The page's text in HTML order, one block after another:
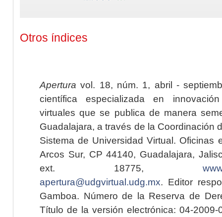
Otros índices
Apertura vol. 18, núm. 1, abril -
científica especializada en
virtuales que se publica de manera
Guadalajara, a través de la Coordinación
Sistema de Universidad Virtual. Oficinas
Arcos Sur, CP 44140, Guadalajara,
ext. 18775,
apertura@udgvirtual.udg.mx. Editor
Gamboa. Número de la Reserva de
Título de la versión electrónica: 04-2009-